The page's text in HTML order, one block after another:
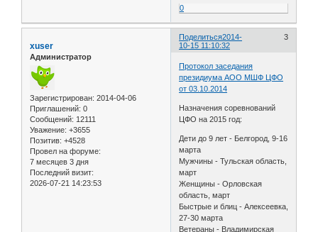
0
Поделиться 3
2014-
10-15 11:10:32
xuser
Администратор
Зарегистрирован: 2014-04-06
Приглашений: 0
Сообщений: 12111
Уважение: +3655
Позитив: +4528
Провел на форуме:
7 месяцев 3 дня
Последний визит:
2026-07-21 14:23:53
Протокол заседания
президиума АОО МШФ ЦФО
от 03.10.2014
Назначения соревнований
ЦФО на 2015 год:
Дети до 9 лет - Белгород, 9-16
марта
Мужчины - Тульская область,
март
Женщины - Орловская
область, март
Быстрые и блиц - Алексеевка,
27-30 марта
Ветераны - Владимирская